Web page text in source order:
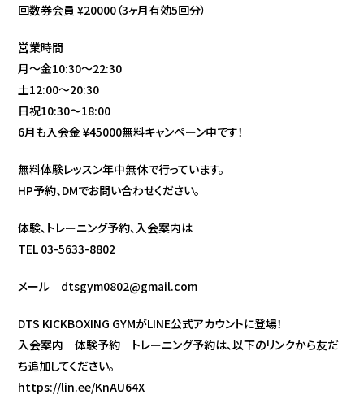
回数券会員 ¥20000（3ヶ月有効5回分）
営業時間
月〜金10:30〜22:30
土12:00〜20:30
日祝10:30〜18:00
6月も入会金 ¥45000無料キャンペーン中です！
無料体験レッスン年中無休で行っています。
HP予約、DMでお問い合わせください。
体験、トレーニング予約、入会案内は
TEL 03-5633-8802
メール dtsgym0802@gmail.com
DTS KICKBOXING GYMがLINE公式アカウントに登場！
入会案内 体験予約 トレーニング予約は、以下のリンクから友だ
ち追加してください。
https://lin.ee/KnAU64X